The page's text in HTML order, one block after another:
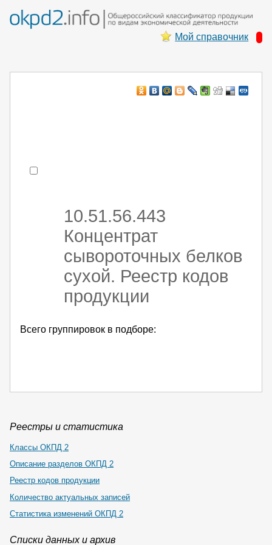
Мой справочник
10.51.56.443
Концентрат
сывороточных белков
сухой. Реестр кодов
продукции
Всего группировок в подборе:
Реестры и статистика
Классы ОКПД 2
Описание разделов ОКПД 2
Реестр кодов продукции
Количество актуальных записей
Статистика изменений ОКПД 2
Списки данных и архив